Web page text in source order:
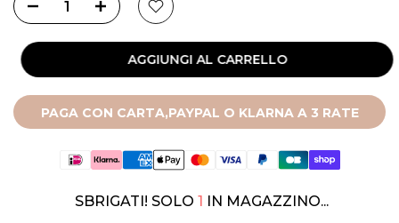
AGGIUNGI AL CARRELLO
PAGA CON CARTA,PAYPAL O KLARNA A 3 RATE
SBRIGATI! SOLO 1 IN MAGAZZINO...